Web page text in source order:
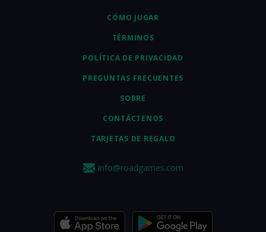
CÓMO JUGAR
TÉRMINOS
POLÍTICA DE PRIVACIDAD
PREGUNTAS FRECUENTES
SOBRE
CONTÁCTENOS
TARJETAS DE REGALO
info@roadgames.com